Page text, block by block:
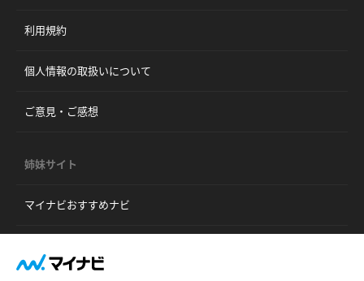
利用規約
個人情報の取扱いについて
ご意見・ご感想
姉妹サイト
マイナビおすすめナビ